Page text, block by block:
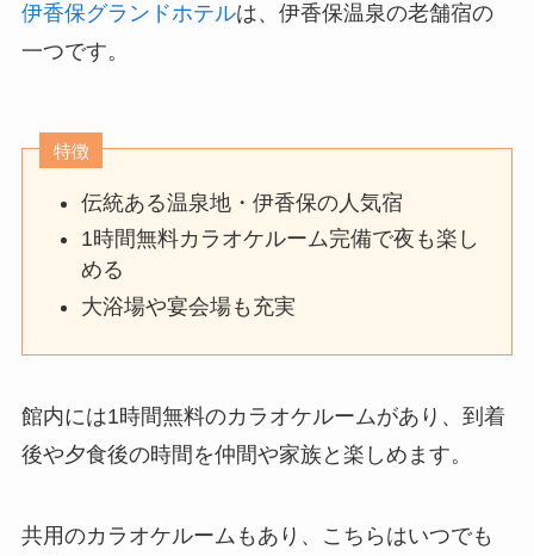
伊香保グランドホテルは、伊香保温泉の老舗宿の
一つです。
特徴
伝統ある温泉地・伊香保の人気宿
1時間無料カラオケルーム完備で夜も楽し
める
大浴場や宴会場も充実
館内には1時間無料のカラオケルームがあり、到着
後や夕食後の時間を仲間や家族と楽しめます。
共用のカラオケルームもあり、こちらはいつでも